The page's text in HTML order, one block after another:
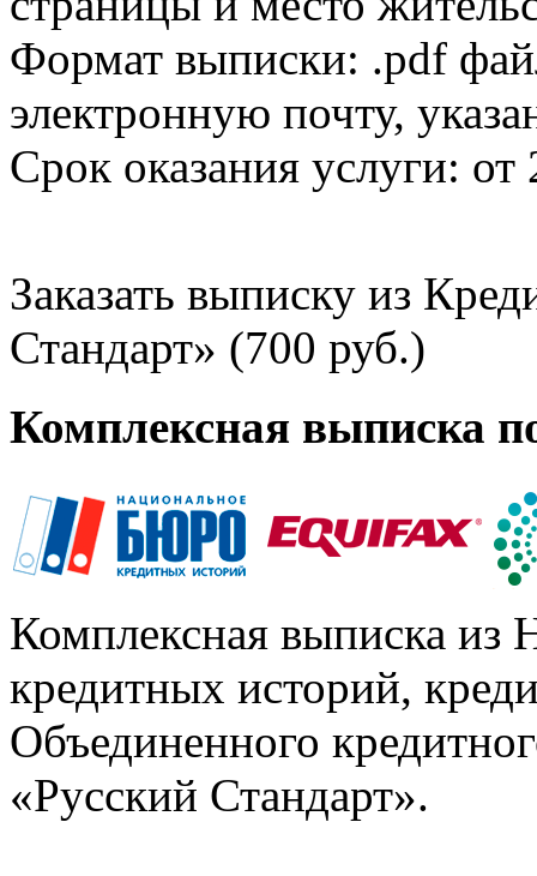
Формат выписки: .pdf
электронную почту,
Срок оказания услуги: от
Заказать выписку из
Стандарт» (700 руб.)
Комплексная выписка
Комплексная выписка из
кредитных историй,
Объединенного
«Русский Стандарт».